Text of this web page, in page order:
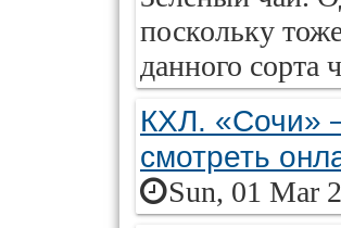
поскольку
данного сорта
КХЛ. «Сочи»
смотреть
Sun, 01 Mar